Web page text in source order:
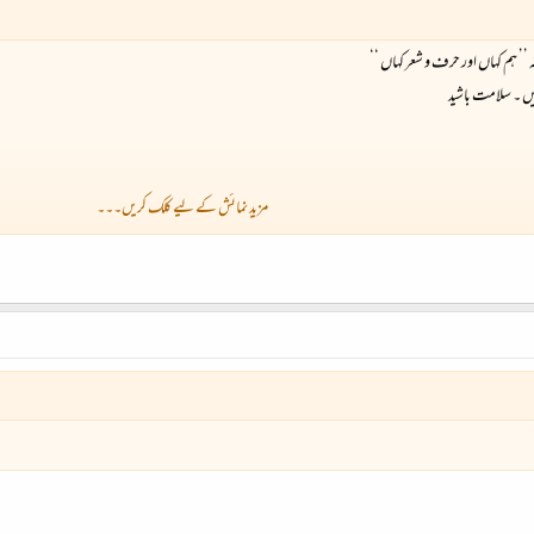
کہاں اور حرف و شعر کہاں ‘‘
۔ سلامت باشید
مزید برکتیں عطا فرمائے ۔
پیش ہے گر قبول افتد۔۔
مزید نمائش کے لیے کلک کریں۔۔۔